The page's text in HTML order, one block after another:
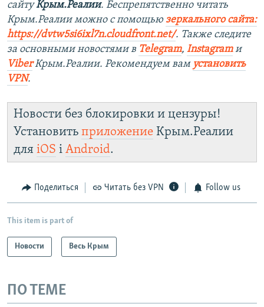
сайтуКрым.Реалии. Беспрепятственно читать
Крым.Реалии можно с помощью зеркального сайта:
https://dvtw5si6ixl7n.cloudfront.net/. Также следите
за основными новостями в Telegram, Instagramи
ViberКрым.Реалии. Рекомендуем вам установить
VPN.
Новости без блокировки и цензуры!
Установить приложение Крым.Реалии
для iOS і Android.
Поделиться Читать без VPN Follow us
This item is part of
Новости Весь Крым
ПО ТЕМЕ